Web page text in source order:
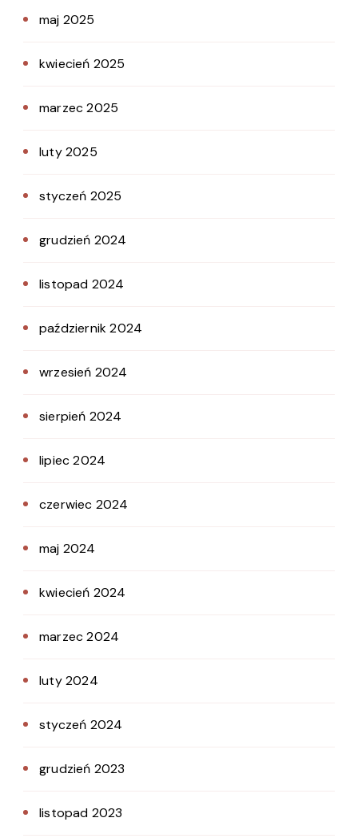
maj 2025
kwiecień 2025
marzec 2025
luty 2025
styczeń 2025
grudzień 2024
listopad 2024
październik 2024
wrzesień 2024
sierpień 2024
lipiec 2024
czerwiec 2024
maj 2024
kwiecień 2024
marzec 2024
luty 2024
styczeń 2024
grudzień 2023
listopad 2023